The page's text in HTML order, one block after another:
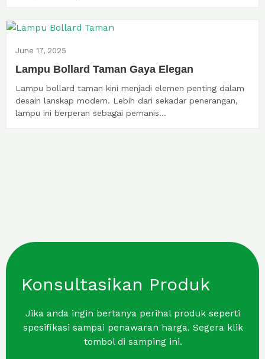
June 17, 2025
Lampu Bollard Taman Gaya Elegan
Lampu bollard taman kini menjadi elemen penting dalam
desain lanskap modern. Lebih dari sekadar penerangan,
lampu ini berperan sebagai pemanis...
Konsultasikan Produk
Jika anda ingin bertanya perihal produk seperti
spesifikasi sampai penawaran harga. Segera klik
tombol di samping ini.